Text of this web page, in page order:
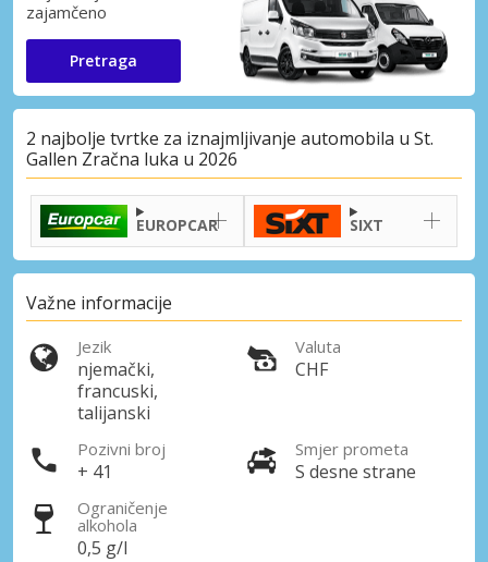
zajamčeno
Pretraga
2 najbolje tvrtke za iznajmljivanje automobila u St.
Gallen Zračna luka u 2026
EUROPCAR SIXT
Važne informacije
Jezik
njemački,
francuski,
talijanski
Valuta
CHF
Pozivni broj
+ 41
Smjer prometa
S desne strane
Ograničenje
alkohola
0,5 g/l